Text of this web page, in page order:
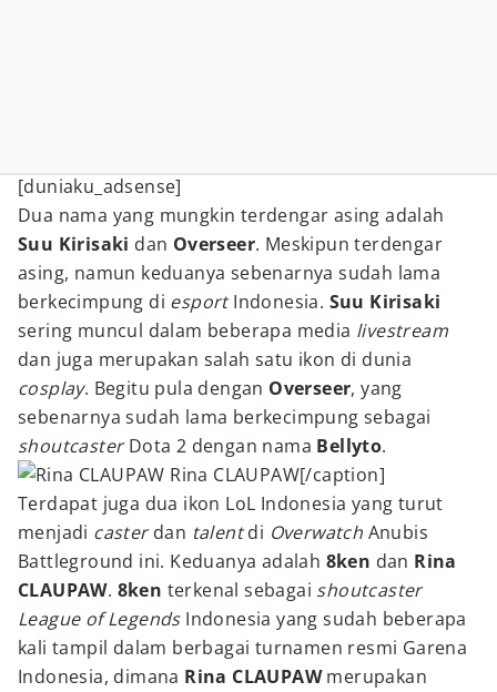
[duniaku_adsense]
Dua nama yang mungkin terdengar asing adalah
Suu Kirisaki dan Overseer. Meskipun terdengar
asing, namun keduanya sebenarnya sudah lama
berkecimpung di esportIndonesia. Suu Kirisaki
sering muncul dalam beberapa media livestream
dan juga merupakan salah satu ikon di dunia
cosplay. Begitu pula dengan Overseer, yang
sebenarnya sudah lama berkecimpung sebagai
shoutcasterDota 2 dengan nama Bellyto.
Rina CLAUPAW[/caption]
Terdapat juga dua ikon LoL Indonesia yang turut
menjadi casterdan talentdi Overwatch Anubis
Battleground ini. Keduanya adalah 8ken dan Rina
CLAUPAW. 8ken terkenal sebagai shoutcaster
League of LegendsIndonesia yang sudah beberapa
kali tampil dalam berbagai turnamen resmi Garena
Indonesia, dimana Rina CLAUPAWmerupakan